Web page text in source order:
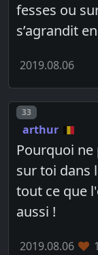
fesses ou
s’agrandit
2019.08.06
Post number
33
arthur
Pourquoi
sur toi dans
tout ce que
aussi !
2019.08.06